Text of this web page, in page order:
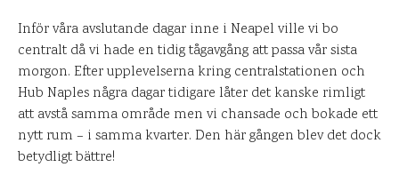
Inför våra avslutande dagar inne i Neapel ville vi bo
centralt då vi hade en tidig tågavgång att passa vår sista
morgon. Efter upplevelserna kring centralstationen och
Hub Naples några dagar tidigare låter det kanske rimligt
att avstå samma område men vi chansade och bokade ett
nytt rum – i samma kvarter. Den här gången blev det dock
betydligt bättre!